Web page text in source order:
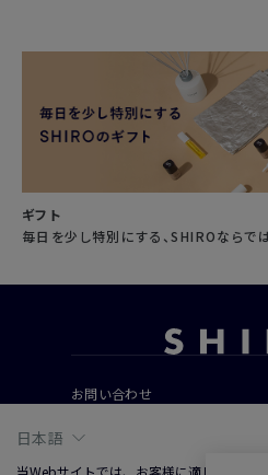
ギフト
毎日を少し特別にする、SHIROならで
お問い合わせ
よくあるご質問
日本語
当Webサイトでは、お客様に適した情報